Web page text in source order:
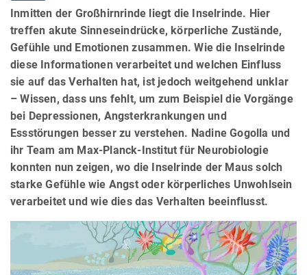
Inmitten der Großhirnrinde liegt die Inselrinde. Hier
treffen akute Sinneseindrücke, körperliche Zustände,
Gefühle und Emotionen zusammen. Wie die Inselrinde
diese Informationen verarbeitet und welchen Einfluss
sie auf das Verhalten hat, ist jedoch weitgehend unklar
– Wissen, dass uns fehlt, um zum Beispiel die Vorgänge
bei Depressionen, Angsterkrankungen und
Essstörungen besser zu verstehen. Nadine Gogolla und
ihr Team am Max-Planck-Institut für Neurobiologie
konnten nun zeigen, wo die Inselrinde der Maus solch
starke Gefühle wie Angst oder körperliches Unwohlsein
verarbeitet und wie dies das Verhalten beeinflusst.